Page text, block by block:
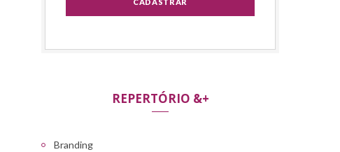
REPERTÓRIO &+
Branding